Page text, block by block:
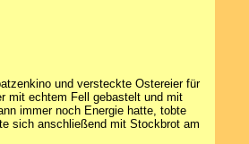
und versteckte Ostereier für
mit echtem Fell gebastelt und mit
immer noch Energie hatte, tobte
sich anschließend mit Stockbrot am